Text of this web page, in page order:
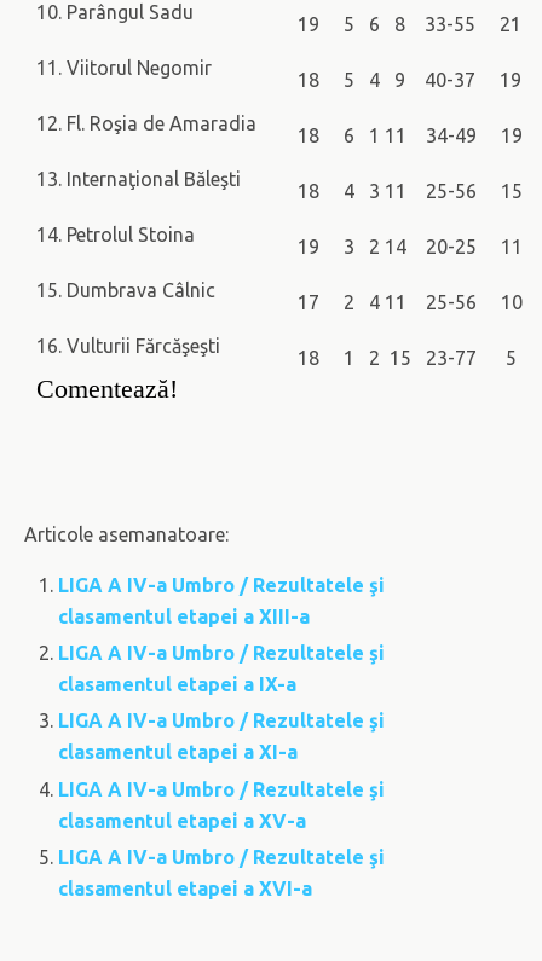
10. Parângul Sadu
19 5 6 8 33-55 21
11. Viitorul Negomir
18 5 4 9 40-37 19
12. Fl. Roşia de Amaradia
18 6 1 11 34-49 19
13. Internaţional Băleşti
18 4 3 11 25-56 15
14. Petrolul Stoina
19 3 2 14 20-25 11
15. Dumbrava Câlnic
17 2 4 11 25-56 10
16. Vulturii Fărcăşeşti
18 1 2 15 23-77 5
Comentează!
Articole asemanatoare:
LIGA A IV-a Umbro / Rezultatele şi
clasamentul etapei a XIII-a
LIGA A IV-a Umbro / Rezultatele şi
clasamentul etapei a IX-a
LIGA A IV-a Umbro / Rezultatele şi
clasamentul etapei a XI-a
LIGA A IV-a Umbro / Rezultatele şi
clasamentul etapei a XV-a
LIGA A IV-a Umbro / Rezultatele şi
clasamentul etapei a XVI-a